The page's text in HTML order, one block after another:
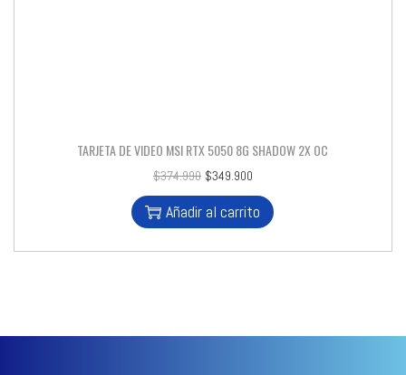
TARJETA DE VIDEO MSI RTX 5050 8G SHADOW 2X OC
$374.990 $349.900
Añadir al carrito